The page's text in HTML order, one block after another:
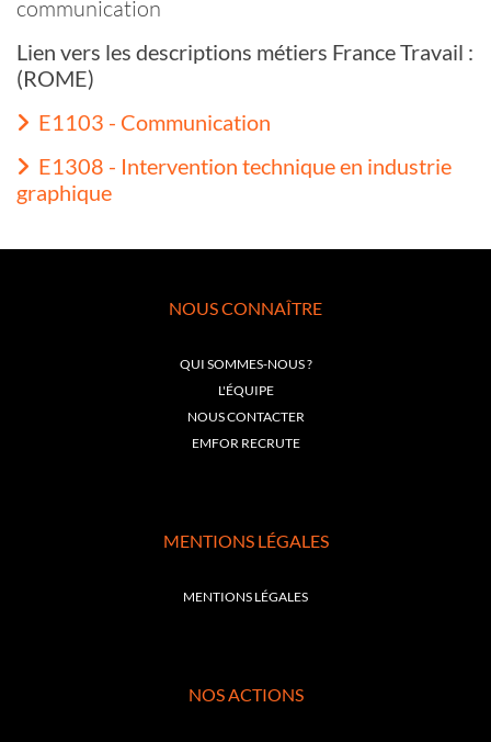
communication
Lien vers les descriptions métiers France Travail :
(ROME)
E1103 - Communication
E1308 - Intervention technique en industrie
graphique
NOUS CONNAÎTRE
QUI SOMMES-NOUS ?
L'ÉQUIPE
NOUS CONTACTER
EMFOR RECRUTE
MENTIONS LÉGALES
MENTIONS LÉGALES
NOS ACTIONS